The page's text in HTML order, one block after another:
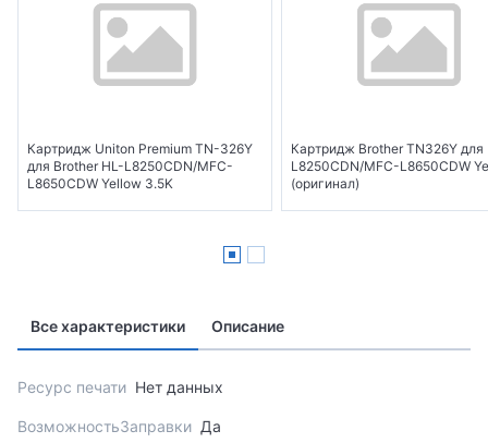
Картридж Uniton Premium TN-326Y
для Brother HL-L8250CDN/MFC-
L8650CDW Yellow 3.5K
Картридж Brother TN326Y для
L8250CDN/MFC-L8650CDW
(оригинал)
Все характеристики Описание
Ресурс печати Нет данных
ВозможностьЗаправки Да